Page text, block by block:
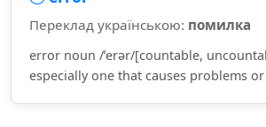
Переклад українською: помилка
error noun /ˈerər/[countable,
especially one that causes problems